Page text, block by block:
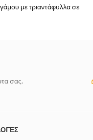
με τριαντάφυλλα σε
σας.